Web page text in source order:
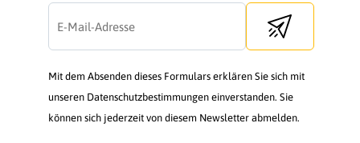
Send newsletter
Mit dem Absenden dieses Formulars erklären Sie sich mit
unseren Datenschutzbestimmungen einverstanden. Sie
können sich jederzeit von diesem Newsletter abmelden.